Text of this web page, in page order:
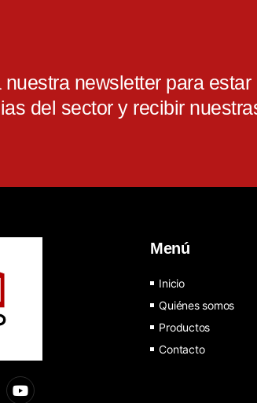
newsletter para
del sector y recibir
Menú
Inicio
Quiénes somos
Productos
Contacto